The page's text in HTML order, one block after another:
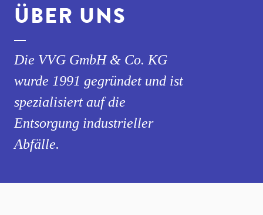
ÜBER UNS
Die VVG GmbH & Co. KG
wurde 1991 gegründet und ist
spezialisiert auf die
Entsorgung industrieller
Abfälle.